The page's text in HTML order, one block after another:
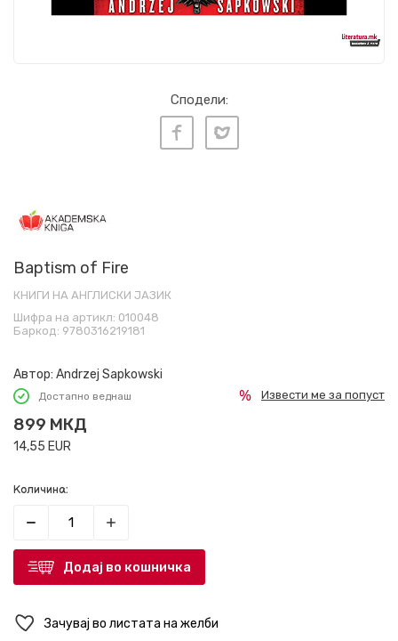
Сподели:
Baptism of Fire
КНИГИ НА АНГЛИСКИ ЈАЗИК
Шифра на артикл: 010048
Баркод: 9780316219181
Автор: Andrzej Sapkowski
Достапно веднаш
899 МКД
14,55 EUR
Извести ме за попуст
Количина:
Додај во кошничка
Зачувај во листата на желби